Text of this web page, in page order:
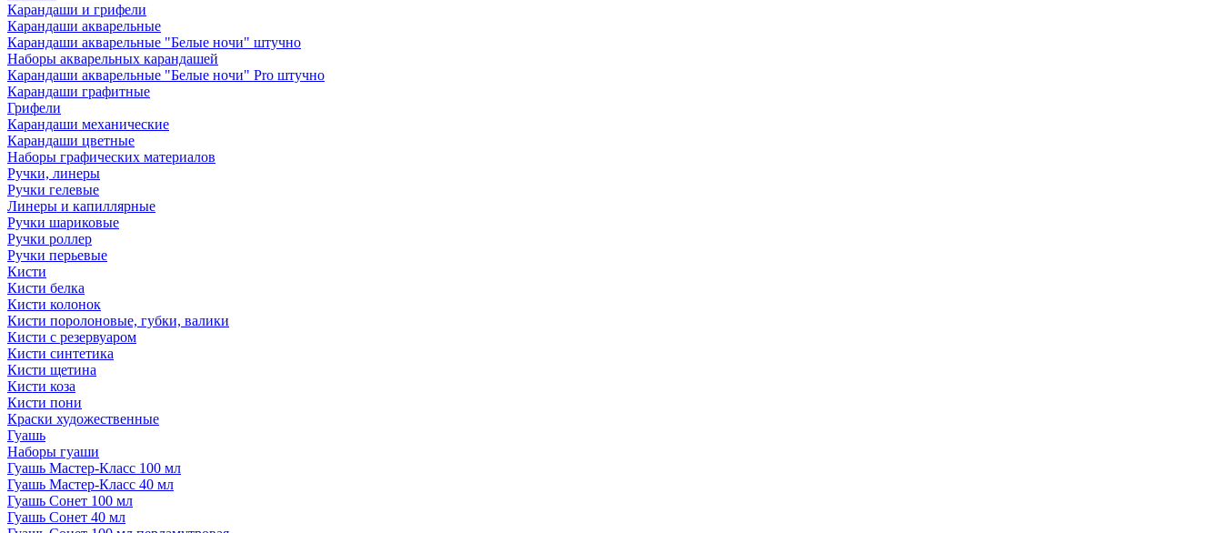
Карандаши и грифели
Карандаши акварельные
Карандаши акварельные "Белые ночи" штучно
Наборы акварельных карандашей
Карандаши акварельные "Белые ночи" Pro штучно
Карандаши графитные
Грифели
Карандаши механические
Карандаши цветные
Наборы графических материалов
Ручки, линеры
Ручки гелевые
Линеры и капиллярные
Ручки шариковые
Ручки роллер
Ручки перьевые
Кисти
Кисти белка
Кисти колонок
Кисти поролоновые, губки, валики
Кисти с резервуаром
Кисти синтетика
Кисти щетина
Кисти коза
Кисти пони
Краски художественные
Гуашь
Наборы гуаши
Гуашь Мастер-Класс 100 мл
Гуашь Мастер-Класс 40 мл
Гуашь Сонет 100 мл
Гуашь Сонет 40 мл